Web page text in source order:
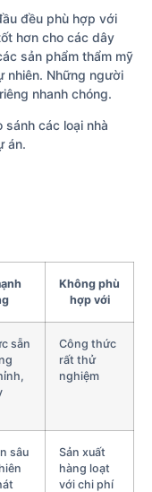
đều phù hợp với
hơn cho các dây
sản phẩm thẩm mỹ
nhiên. Những người
nhanh chóng.
các loại nhà
án.
Không phù
hợp với
sẵn
Công thức
rất thử
nghiệm
sâu
Sản xuất
hàng loạt
với chi phí